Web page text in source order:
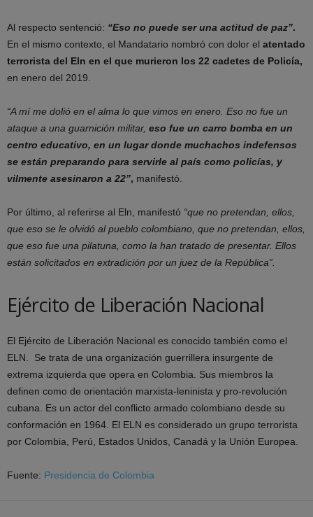
Al respecto sentenció: “Eso no puede ser una actitud de paz”.
En el mismo contexto, el Mandatario nombró con dolor el atentado
terrorista del Eln en el que murieron los 22 cadetes de Policía,
en enero del 2019.
“A mí me dolió en el alma lo que vimos en enero. Eso no fue un
ataque a una guarnición militar, eso fue un carro bomba en un
centro educativo, en un lugar donde muchachos indefensos
se están preparando para servirle al país como policías, y
vilmente asesinaron a 22”, manifestó.
Por último, al referirse al Eln, manifestó “que no pretendan, ellos,
que eso se le olvidó al pueblo colombiano, que no pretendan, ellos,
que eso fue una pilatuna, como la han tratado de presentar. Ellos
están solicitados en extradición por un juez de la República”.
Ejército de Liberación Nacional
El Ejército de Liberación Nacional es conocido también como el
ELN. Se trata de una organización guerrillera insurgente de
extrema izquierda que opera en Colombia. Sus miembros la
definen como de orientación marxista-leninista y pro-revolución
cubana. Es un actor del conflicto armado colombiano desde su
conformación en 1964. El ELN es considerado un grupo terrorista
por Colombia, Perú,​ Estados Unidos,​ Canadá​ y la Unión Europea.
Fuente: Presidencia de Colombia